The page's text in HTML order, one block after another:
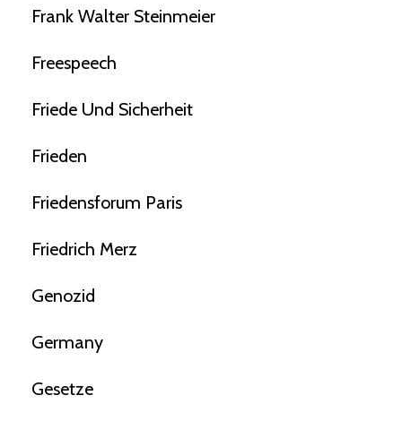
Frank Walter Steinmeier
Freespeech
Friede Und Sicherheit
Frieden
Friedensforum Paris
Friedrich Merz
Genozid
Germany
Gesetze